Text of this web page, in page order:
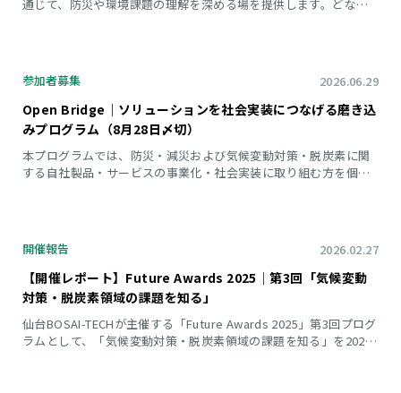
通じて、防災や環境課題の理解を深める場を提供します。どなた
2026.06.29
参加者募集
Open Bridge｜ソリューションを社会実装につなげる磨き込
みプログラム（8月28日〆切）
本プログラムでは、防災・減災および気候変動対策・脱炭素に関
する自社製品・サービスの事業化・社会実装に取り組む方を個別
2026.02.27
開催報告
【開催レポート】Future Awards 2025｜第3回「気候変動
対策・脱炭素領域の課題を知る」
仙台BOSAI-TECHが主催する「Future Awards 2025」第3回プログ
ラムとして、「気候変動対策・脱炭素領域の課題を知る」を2026